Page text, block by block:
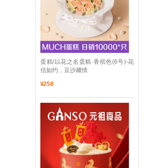
蛋糕/以花之名蛋糕·香槟色(6号)-花
信如约，豆沙藏情
¥258